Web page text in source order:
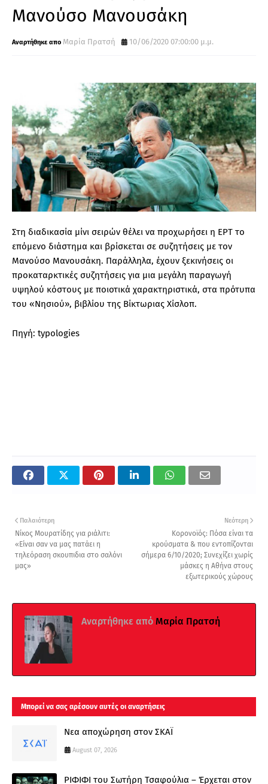
Μανούσο Μανουσάκη
Μαρία Πρατσή 10/06/2020 07:00:00 μ.μ.
Στη διαδικασία μίνι σειρών θέλει να προχωρήσει η ΕΡΤ το
επόμενο διάστημα και βρίσκεται σε συζητήσεις με τον
Μανούσο Μανουσάκη. Παράλληλα, έχουν ξεκινήσεις οι
προκαταρκτικές συζητήσεις για μια μεγάλη παραγωγή
υψηλού κόστους με ποιοτικά χαρακτηριστικά, στα πρότυπα
του «Νησιού», βιβλίου της Βίκτωριας Χίσλοπ.
Πηγή: typologies
Νεότερη
Κορονοϊός: Πόσα είναι τα
κρούσματα & που εντοπίζονται
σήμερα 6/10/2020; Συνεχίζει χωρίς
μάσκες η Αθήνα στους
εξωτερικούς χώρους
Παλαιότερη
Νίκος Μουρατίδης για ριάλιτι:
«Είναι σαν να μας πατάει η
τηλεόραση σκουπιδια στο σαλόνι
μας»
Αναρτήθηκε από Μαρία Πρατσή
Μπορεί να σας αρέσουν αυτές οι αναρτήσεις
Νεα αποχώρηση στον ΣΚΑΪ
August 07, 2026
ΡΙΦΙΦΙ του Σωτήρη Τσαφούλια – Έρχεται στον